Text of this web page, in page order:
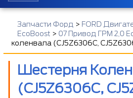
Запчасти Форд > FORD
EcoBoost > 07 Привод ГРМ 2,0
коленвала (CJ5Z6306C,
Шестерня
(CJ5Z6306C,